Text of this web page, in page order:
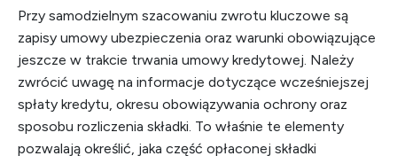
Przy samodzielnym szacowaniu zwrotu kluczowe są
zapisy umowy ubezpieczenia oraz warunki obowiązujące
jeszcze w trakcie trwania umowy kredytowej. Należy
zwrócić uwagę na informacje dotyczące wcześniejszej
spłaty kredytu, okresu obowiązywania ochrony oraz
sposobu rozliczenia składki. To właśnie te elementy
pozwalają określić, jaka część opłaconej składki